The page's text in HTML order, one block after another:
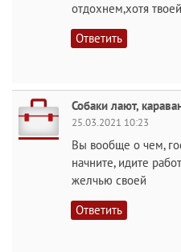
отдохнем,хотя
Ответить
Собаки лают,
25.03.2021 10:23
Вы вообще о чем,
начните, идите
желчью своей
Ответить